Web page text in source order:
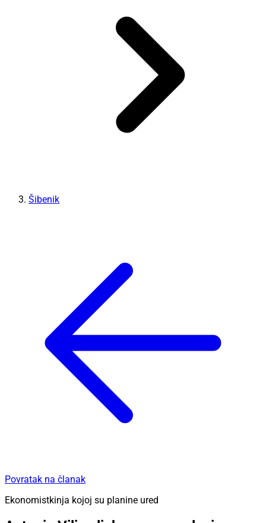
Šibenik
Povratak na članak
Ekonomistkinja kojoj su planine ured